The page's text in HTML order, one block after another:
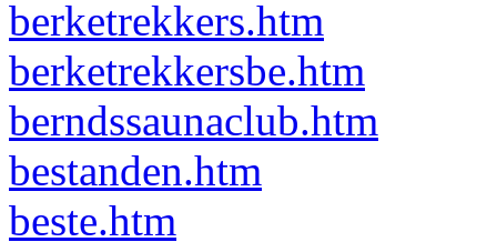
berketrekkers.htm
berketrekkersbe.htm
berndssaunaclub.htm
bestanden.htm
beste.htm